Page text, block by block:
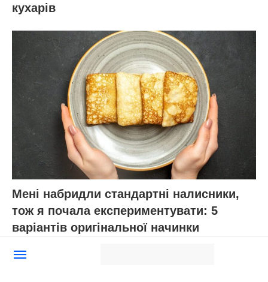
кухарів
Мені набридли стандартні налисники,
тож я почала експериментувати: 5
варіантів оригінальної начинки